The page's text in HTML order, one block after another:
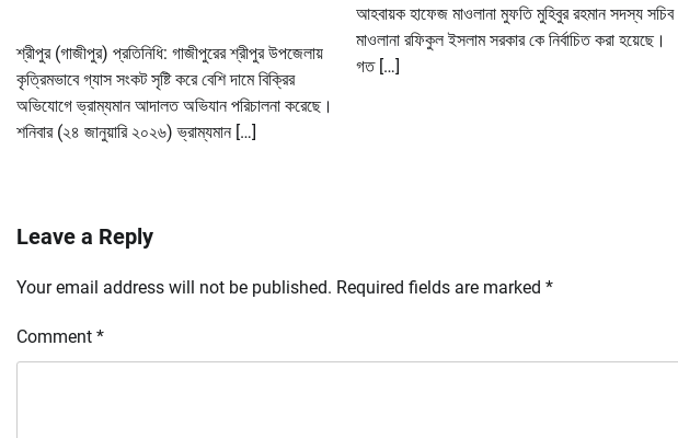
শ্রীপুর (গাজীপুর) প্রতিনিধি: গাজীপুরের শ্রীপুর উপজেলায়
কৃত্রিমভাবে গ্যাস সংকট সৃষ্টি করে বেশি দামে বিক্রির
অভিযোগে ভ্রাম্যমান আদালত অভিযান পরিচালনা করেছে।
শনিবার (২৪ জানুয়ারি ২০২৬) ভ্রাম্যমান […]
আহবায়ক হাফেজ মাওলানা মুফতি মুহিবুর রহমান সদস্য সচিব
মাওলানা রফিকুল ইসলাম সরকার কে নির্বাচিত করা হয়েছে।
গত […]
Leave a Reply
Your email address will not be published. Required fields are marked *
Comment *